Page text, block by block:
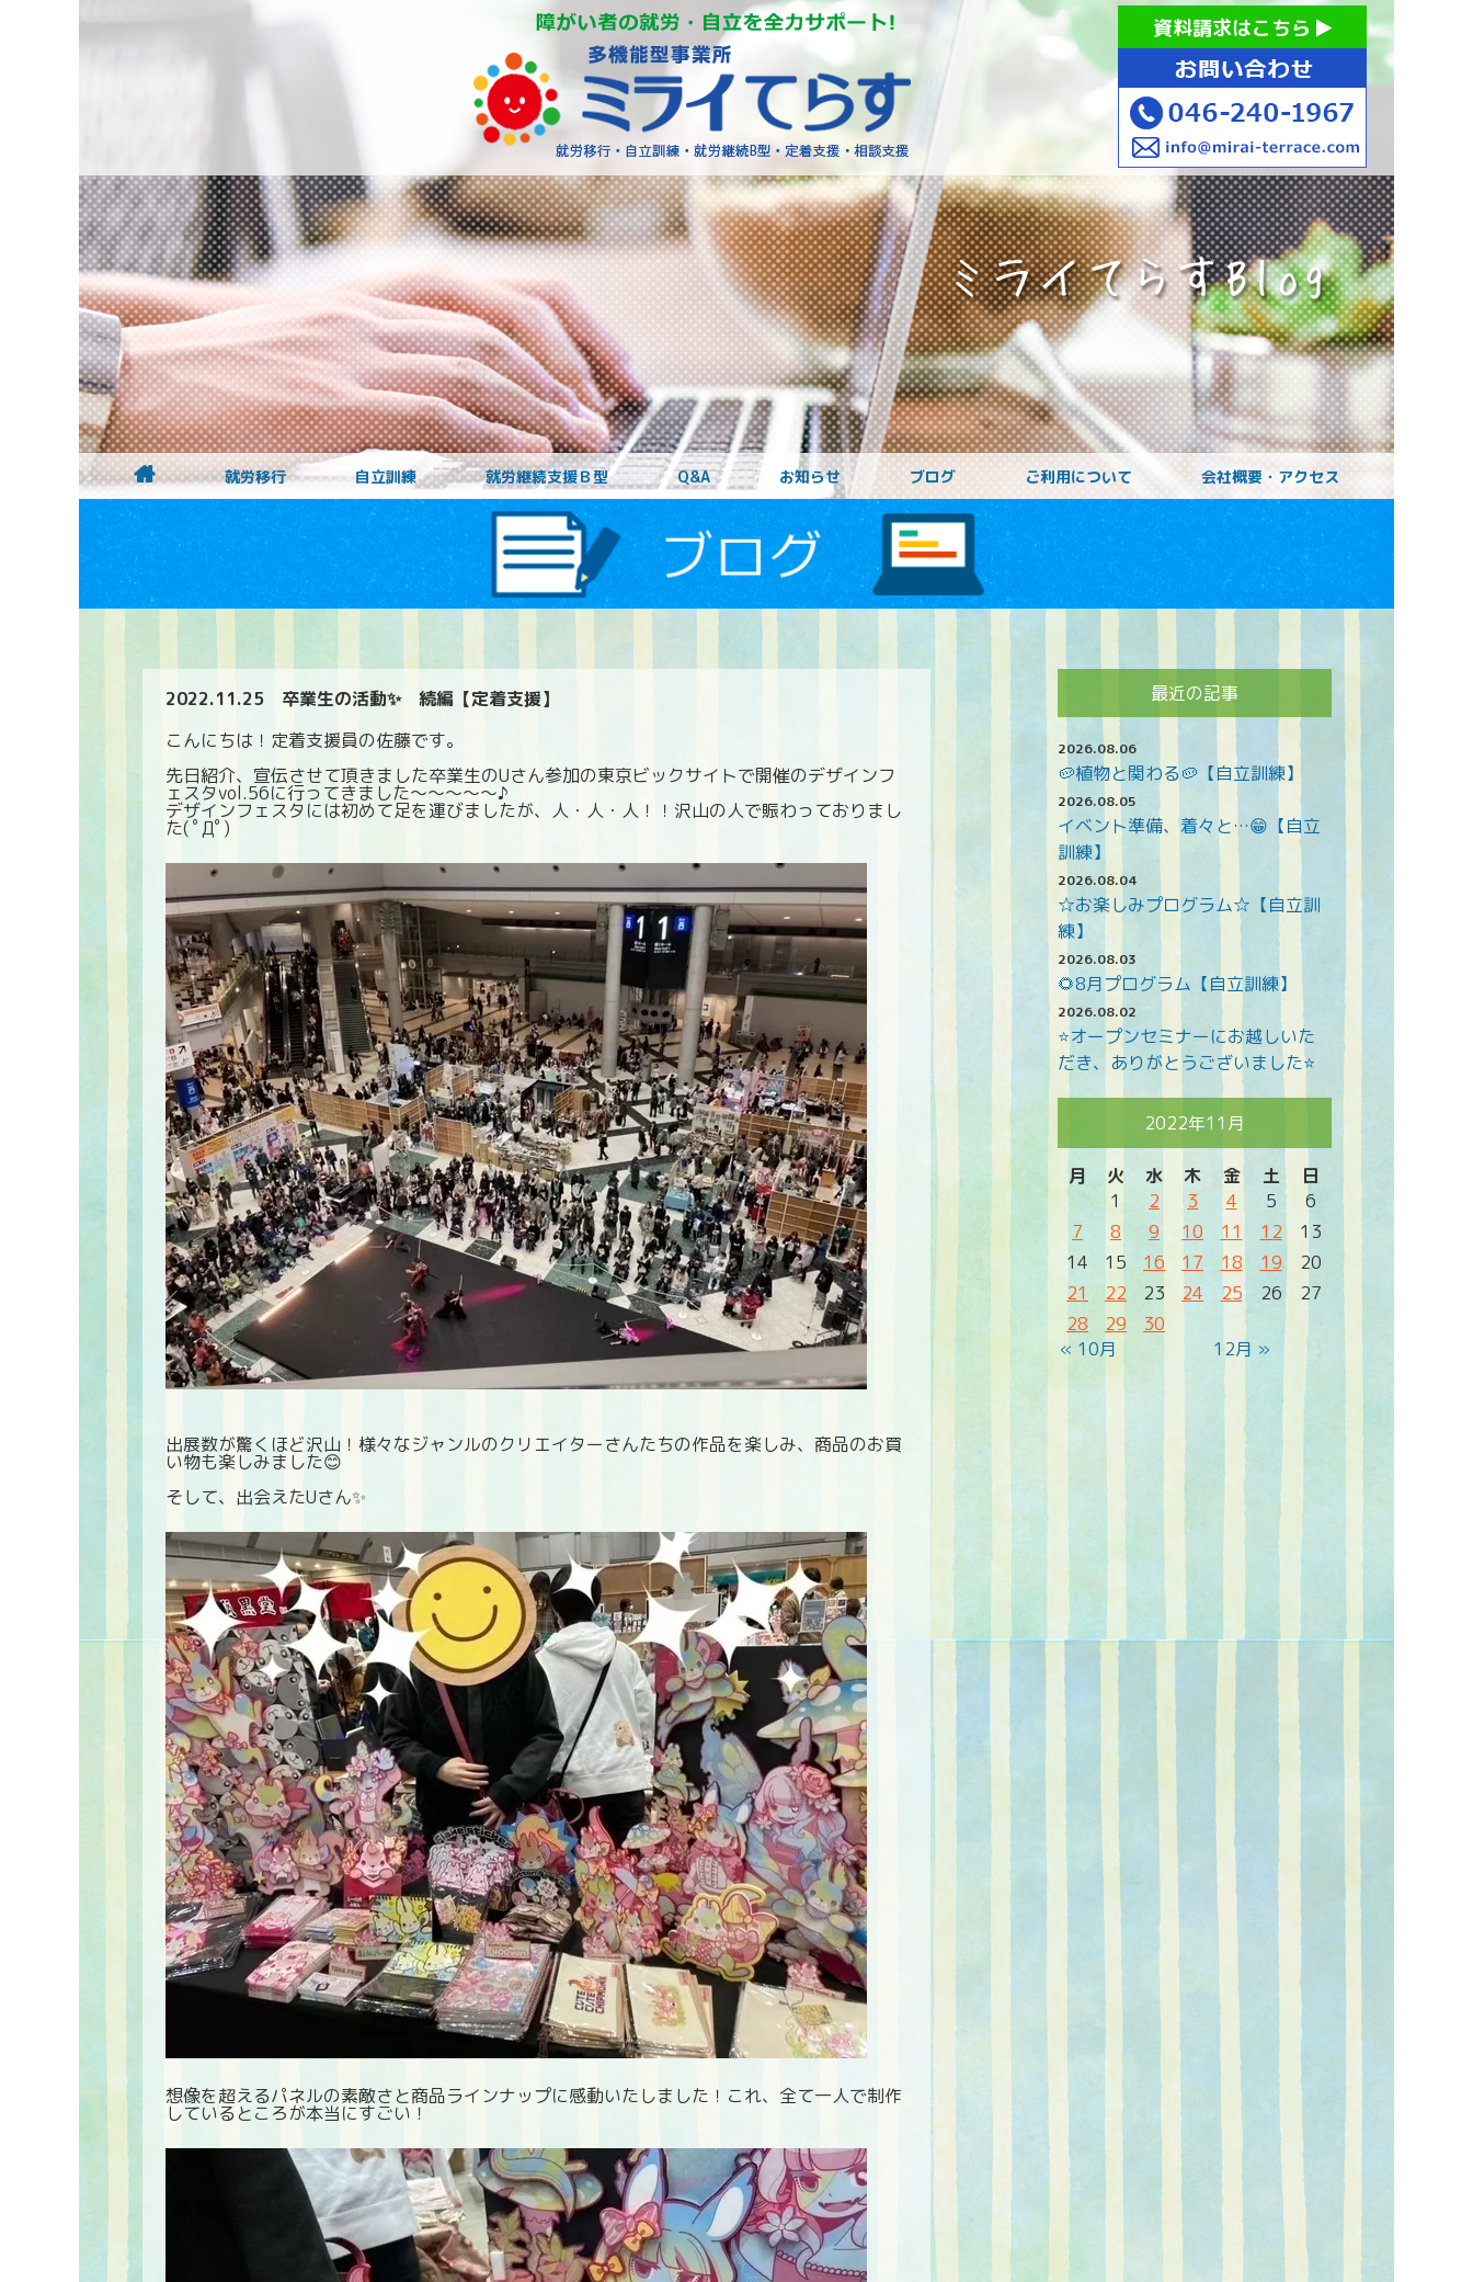
障がいをお持ちの方への就労支援 ミライてらす大和｜就労移行｜就
資料請求はこちら
お子様の
就労移行 自立訓練 就労継続支援Ｂ型 Q&A お知らせ ブログ ご利用について 会社概要・アクセス
2022.11.25
卒業生の活動✨ 続編【定着支援】
こんにちは！定着支援員の佐藤です。
先日紹介、宣伝させて頂きました卒業生のUさん参加の東京ビックサイトで開催のデザインフ
ェスタvol.56に行ってきました～～～～～♪
デザインフェスタには初めて足を運びましたが、人・人・人！！沢山の人で賑わっておりまし
た( ﾟДﾟ)
出展数が驚くほど沢山！様々なジャンルのクリエイターさんたちの作品を楽しみ、商品のお買
い物も楽しみました😊
そして、出会えたUさん✨
想像を超えるパネルの素敵さと商品ラインナップに感動いたしました！これ、全て一人で制作
しているところが本当にすごい！
最近の記事
2026.08.06
🥔植物と関わる🥔【自立訓練】
2026.08.05
イベント準備、着々と…😁【自立
訓練】
2026.08.04
☆お楽しみプログラム☆【自立訓
練】
2026.08.03
🌻8月プログラム【自立訓練】
2026.08.02
⭐オープンセミナーにお越しいた
だき、ありがとうございました⭐
2022年11月
月 火 水 木 金 土 日
« 10月 12月 »
1 2 3 4 5
6
7
8 9 10 11 12
13
14
15 16 17 18 19
20
21
22 23 24 25 26
27
28
29 30